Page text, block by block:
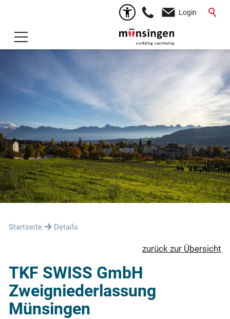
Login
Startseite Details
zurück zur Übersicht
TKF SWISS GmbH
Zweigniederlassung
Münsingen